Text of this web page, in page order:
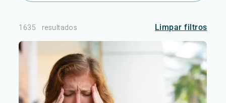
1635 resultados Limpar filtros